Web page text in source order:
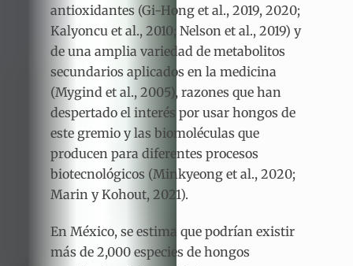
antioxidantes (Gi-Hong et al., 2019, 2020;
Kalyoncu et al., 2010; Nelson et al., 2019) y
de una amplia variedad de metabolitos
secundarios aplicados en la medicina
(Mygind et al., 2005), razones que han
despertado el interés por usar hongos de
este gremio y las biomoléculas que
producen para diferentes procesos
biotecnológicos (Minkyeong et al., 2020;
Marin y Kohout, 2021).
En México, se estima que podrían existir
más de 2,000 especies de hongos